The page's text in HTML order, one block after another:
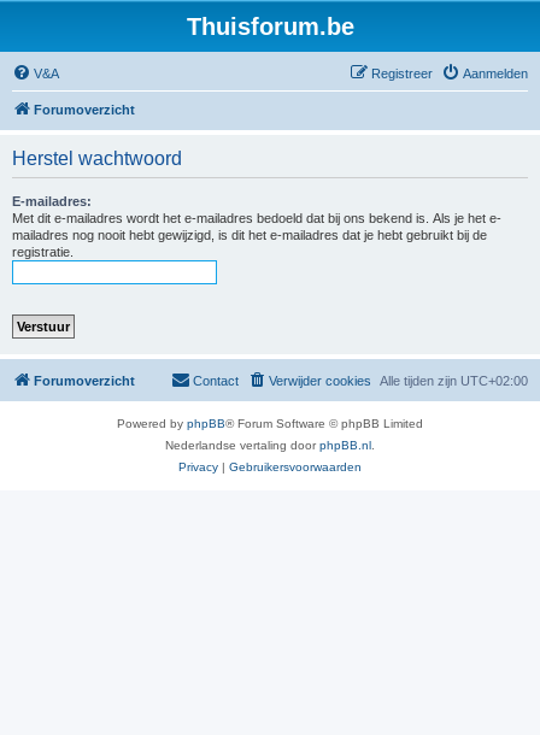
Thuisforum.be
V&A Aanmelden
Registreer
Forumoverzicht
Herstel wachtwoord
E-mailadres:
Met dit e-mailadres wordt het e-mailadres bedoeld dat bij ons bekend is. Als je het e-
mailadres nog nooit hebt gewijzigd, is dit het e-mailadres dat je hebt gebruikt bij de
registratie.
Forumoverzicht Alle tijden zijn UTC+02:00
Verwijder cookies
Contact
Powered by phpBB® Forum Software © phpBB Limited
Nederlandse vertaling doorphpBB.nl
Privacy | Gebruikersvoorwaarden